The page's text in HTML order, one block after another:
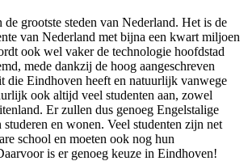
grootste steden van Nederland. Het is de
van Nederland met bijna een kwart miljoen
ook wel vaker de technologie hoofdstad
mede dankzij de hoog aangeschreven
die Eindhoven heeft en natuurlijk vanwege
ook altijd veel studenten aan, zowel
Er zullen dus genoeg Engelstalige
en wonen. Veel studenten zijn net
school en moeten ook nog hun
is er genoeg keuze in Eindhoven!